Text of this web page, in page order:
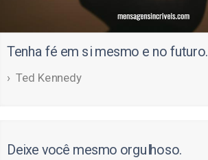
Tenha fé em si mesmo e no futuro.
Ted Kennedy
Deixe você mesmo orgulhoso.